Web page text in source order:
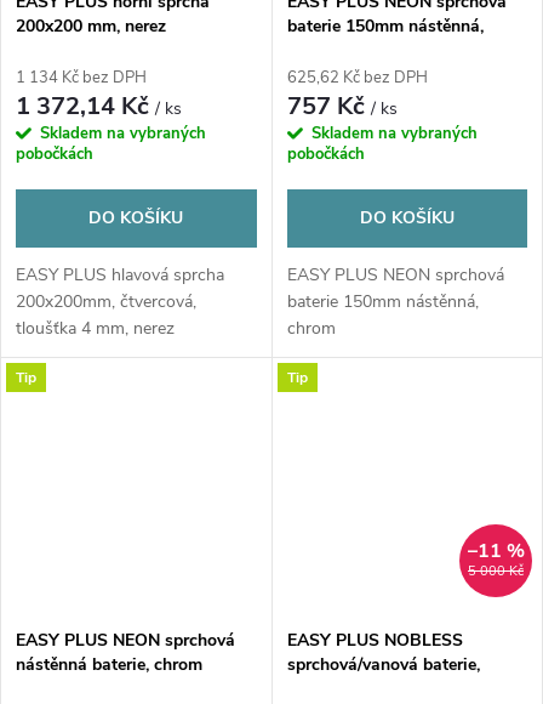
200x200 mm, nerez
1 134 Kč bez DPH
1 372,14 Kč/ ks
Skladem na vybraných
pobočkách
DO KOŠÍKU
EASY PLUS hlavová sprcha
200x200mm, čtvercová,
tloušťka 4 mm, nerez
baterie 150mm nástěnná,
625,62 Kč bez DPH
757 Kč/ ks
Skladem na vybraných
pobočkách
DO KOŠÍKU
EASY PLUS NEON sprchová
baterie 150mm nástěnná,
chrom
Tip
EASY PLUS NEON sprchová
nástěnná baterie, chrom
Tip
5 000 Kč
–11 %
EASY PLUS NOBLESS
sprchová/vanová baterie,